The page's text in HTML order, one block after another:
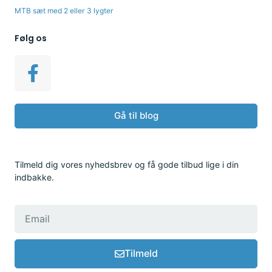
MTB sæt med 2 eller 3 lygter
Følg os
Gå til blog
Tilmeld dig vores nyhedsbrev og få gode tilbud lige i din
indbakke.
Tilmeld